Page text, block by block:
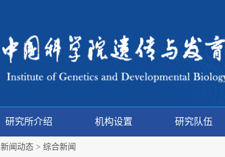
研究所介绍 机构设置 研究队伍
新闻动态 > 综合新闻